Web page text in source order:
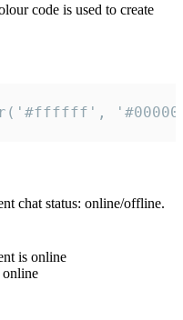
code is used to create
chat status: online/offline.
is online
online